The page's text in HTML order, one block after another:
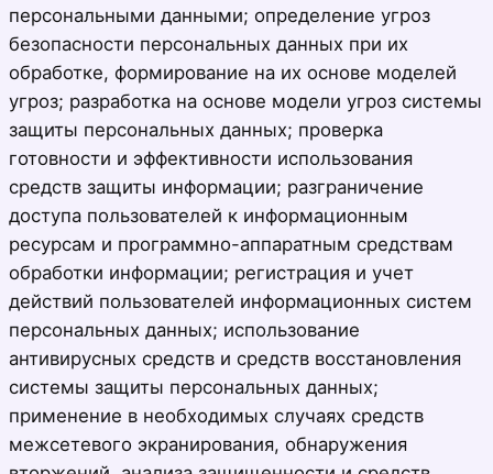
персональными данными; определение угроз
безопасности персональных данных при их
обработке, формирование на их основе моделей
угроз; разработка на основе модели угроз системы
защиты персональных данных; проверка
готовности и эффективности использования
средств защиты информации; разграничение
доступа пользователей к информационным
ресурсам и программно-аппаратным средствам
обработки информации; регистрация и учет
действий пользователей информационных систем
персональных данных; использование
антивирусных средств и средств восстановления
системы защиты персональных данных;
применение в необходимых случаях средств
межсетевого экранирования, обнаружения